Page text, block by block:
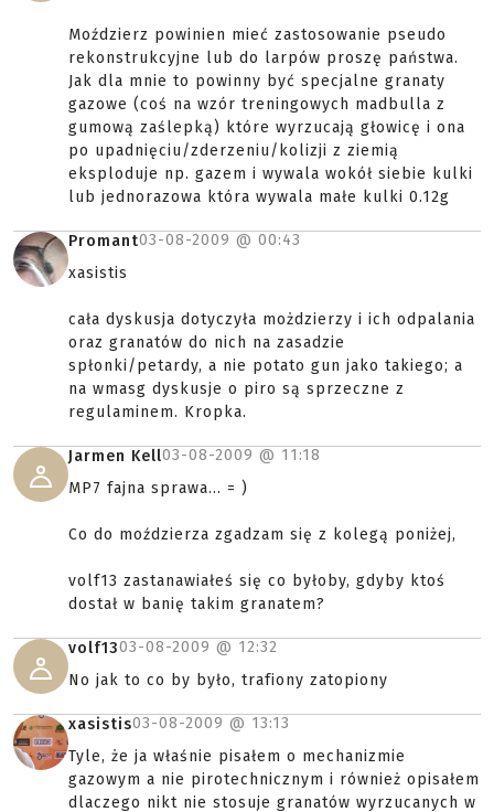
Moździerz powinien mieć zastosowanie pseudo
rekonstrukcyjne lub do larpów proszę państwa.
Jak dla mnie to powinny być specjalne granaty
gazowe (coś na wzór treningowych madbulla z
gumową zaślepką) które wyrzucają głowicę i ona
po upadnięciu/zderzeniu/kolizji z ziemią
eksploduje np. gazem i wywala wokół siebie kulki
lub jednorazowa która wywala małe kulki 0.12g
Promant03-08-2009 @ 00:43
xasistis
cała dyskusja dotyczyła możdzierzy i ich odpalania
oraz granatów do nich na zasadzie
spłonki/petardy, a nie potato gun jako takiego; a
na wmasg dyskusje o piro są sprzeczne z
regulaminem. Kropka.
Jarmen Kell03-08-2009 @ 11:18
MP7 fajna sprawa... = )
Co do moździerza zgadzam się z kolegą poniżej,
volf13 zastanawiałeś się co byłoby, gdyby ktoś
dostał w banię takim granatem?
volf1303-08-2009 @ 12:32
No jak to co by było, trafiony zatopiony
xasistis03-08-2009 @ 13:13
Tyle, że ja właśnie pisałem o mechanizmie
gazowym a nie pirotechnicznym i również opisałem
dlaczego nikt nie stosuje granatów wyrzucanych w